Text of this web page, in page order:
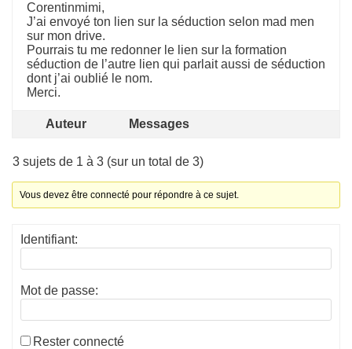
Corentinmimi,
J’ai envoyé ton lien sur la séduction selon mad men
sur mon drive.
Pourrais tu me redonner le lien sur la formation
séduction de l’autre lien qui parlait aussi de séduction
dont j’ai oublié le nom.
Merci.
Auteur Messages
3 sujets de 1 à 3 (sur un total de 3)
Vous devez être connecté pour répondre à ce sujet.
Identifiant:
Mot de passe:
Rester connecté